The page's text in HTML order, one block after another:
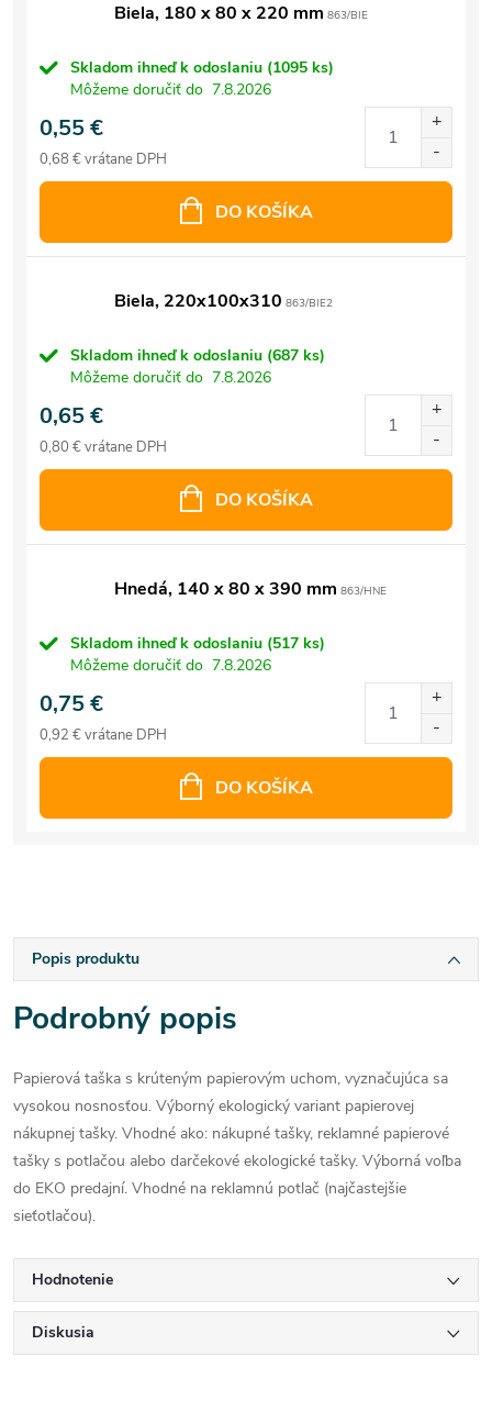
Biela, 180 x 80 x 220 mm 863/BIE
Skladom ihneď k odoslaniu (1095 ks)
Môžeme doručiť do 7.8.2026
0,55 €
0,68 € vrátane DPH
DO KOŠÍKA
Biela, 220x100x310 863/BIE2
Skladom ihneď k odoslaniu (687 ks)
Môžeme doručiť do 7.8.2026
0,65 €
0,80 € vrátane DPH
DO KOŠÍKA
Hnedá, 140 x 80 x 390 mm 863/HNE
Skladom ihneď k odoslaniu (517 ks)
Môžeme doručiť do 7.8.2026
0,75 €
0,92 € vrátane DPH
DO KOŠÍKA
Popis produktu
Podrobný popis
Papierová taška s krúteným papierovým uchom, vyznačujúca sa
vysokou nosnosťou. Výborný ekologický variant papierovej
nákupnej tašky. Vhodné ako: nákupné tašky, reklamné papierové
tašky s potlačou alebo darčekové ekologické tašky. Výborná voľba
do EKO predajní. Vhodné na reklamnú potlač (najčastejšie
sieťotlačou).
Hodnotenie
Diskusia